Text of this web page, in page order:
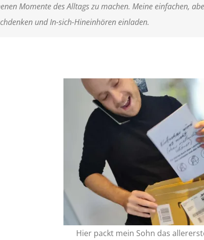
Momente des Alltags zu machen. Meine einfachen,
und In-sich-Hineinhören einladen.
Hier packt mein Sohn das